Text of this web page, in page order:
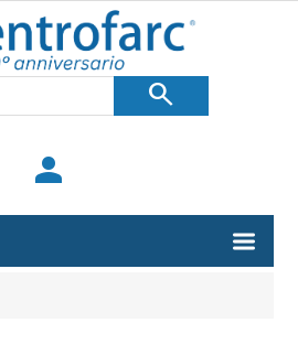
search
person